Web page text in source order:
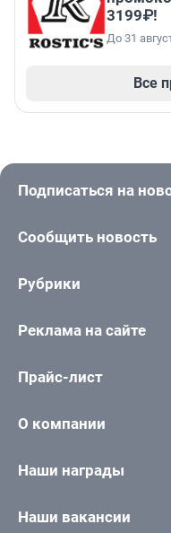
3199₽!
До 31
Все
Подписаться на
Сообщить новость
Рубрики
Реклама на сайте
Прайс-лист
О компании
Наши награды
Наши вакансии